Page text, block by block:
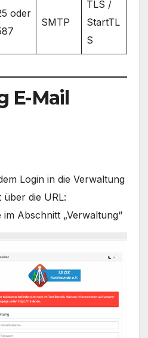
oder
SMTP
TLS /
StartTL
S
E-Mail
Login in die Verwaltung
die URL:
Abschnitt „Verwaltung“